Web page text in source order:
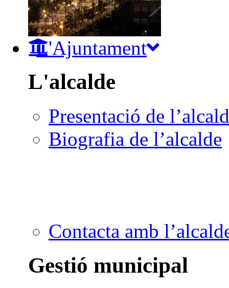
L'Ajuntament
L'alcalde
Presentació de
Biografia de l’alcalde
Contacta amb
Gestió municipal